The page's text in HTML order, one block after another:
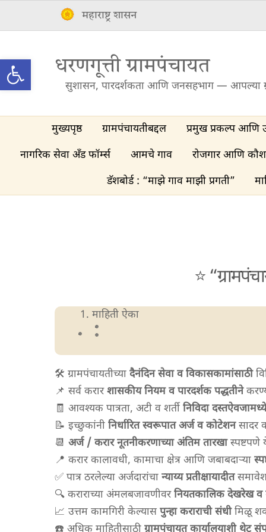
Open toolbar
महाराष्ट्र शासन
धरणगूत्ती ग्रामपंचायत
सुशासन, पारदर्शकता आणि जनसहभाग — आपल्या
मुख्यपृष्ठ ग्रामपंचायतीबद्दल
प्रमुख प्रकल्प आणि
नागरिक सेवा अँड फॉर्म्स
आमचे गाव
रोजगार आणि
डॅशबोर्ड : “माझे गाव माझी प्रगती”
⭐
माहिती ऐका
🛠️ ग्रामपंचायतीच्या दैनंदिन सेवा व विकासकामांसाठी
📌 सर्व करारशासकीय नियम व पारदर्शक पद्धतीने
🧾 आवश्यक पात्रता, अटी व शर्ती निविदा दस्तऐवजामध्ये
📝 इच्छुकांनी निर्धारित स्वरूपात अर्ज व कोटेशनसादर
📆 अर्ज / करार नूतनीकरणाच्या अंतिम तारखास्पष्टपणे
📍 करार कालावधी, कामाचा क्षेत्र आणि जबाबदाऱ्या
✅ पात्र ठरलेल्या अर्जदारांचा न्याय्य प्रतीक्षायादीत
🔍 कराराच्या अंमलबजावणीवरनियतकालिक देखरेख व
📈 उत्तम कामगिरी केल्यास पुन्हा कराराची संधीमिळू